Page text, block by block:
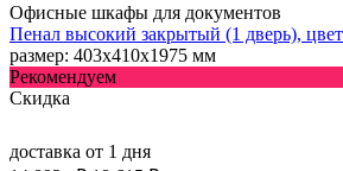
Офисные шкафы для документов
Пенал высокий закрытый (1 дверь),
размер: 403х410х1975 мм
Рекомендуем
Скидка
доставка от 1 дня